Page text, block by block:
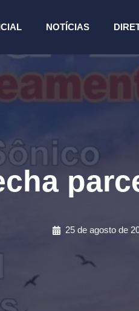
NOTÍCIAS
25 de agosto de